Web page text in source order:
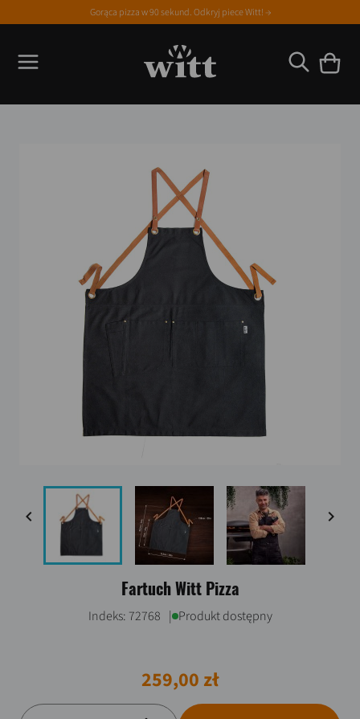
Gorąca pizza w 90 sekund. Odkryj piece Witt! →
 
Fartuch Witt Pizza
Indeks: 72768 | Produkt dostępny
259,00 zł